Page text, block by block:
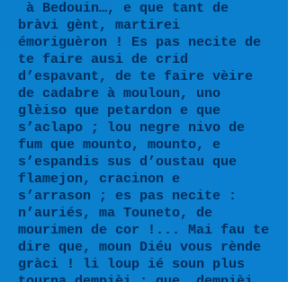
à Bedouin…, e que tant de
bràvi gènt, martirei
émoriguèron ! Es pas necite de
te faire ausi de crid
d’espavant, de te faire vèire
de cadabre à mouloun, uno
glèiso que petardon e que
s’aclapo ; lou negre nivo de
fum que mounto, mounto, e
s’espandis sus d’oustau que
flamejon, cracinon e
s’arrason ; es pas necite :
n’auriés, ma Touneto, de
mourimen de cor !... Mai fau te
dire que, moun Diéu vous rènde
gràci ! li loup ié soun plus